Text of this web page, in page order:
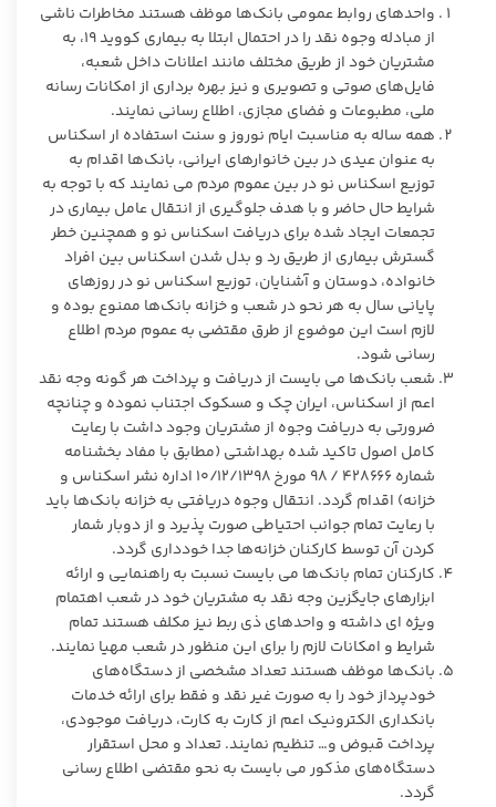
واحدهای روابط عمومی بانک‌ها موظف هستند مخاطرات ناشی
از مبادله وجوه نقد را در احتمال ابتلا به بیماری کووید ۱۹، به
مشتریان خود از طریق مختلف مانند اعلانات داخل شعبه،
فایل‌های صوتی و تصویری و نیز بهره برداری از امکانات رسانه
ملی، مطبوعات و فضای مجازی، اطلاع رسانی نمایند.
همه ساله به مناسبت ایام نوروز و سنت استفاده ار اسکناس
به عنوان عیدی در بین خانوارهای ایرانی، بانک‌ها اقدام به
توزیع اسکناس نو در بین عموم مردم می نمایند که با توجه به
شرایط حال حاضر و با هدف جلوگیری از انتقال عامل بیماری در
تجمعات ایجاد شده برای دریافت اسکناس نو و همچنین خطر
گسترش بیماری از طریق رد و بدل شدن اسکناس بین افراد
خانواده، دوستان و آشنایان، توزیع اسکناس نو در روزهای
پایانی سال به هر نحو در شعب و خزانه بانک‌ها ممنوع بوده و
لازم است این موضوع از طرق مقتضی به عموم مردم اطلاع
رسانی شود.
شعب بانک‌ها می بایست از دریافت و پرداخت هر گونه وجه نقد
اعم از اسکناس، ایران چک و مسکوک اجتناب نموده و چنانچه
ضرورتی به دریافت وجوه از مشتریان وجود داشت با رعایت
کامل اصول تاکید شده بهداشتی (مطابق با مفاد بخشنامه
شماره ۴۲۸۶۶۶ / ۹۸ مورخ ۱۰/۱۲/۱۳۹۸ اداره نشر اسکناس و
خزانه) اقدام گردد. انتقال وجوه دریافتی به خزانه بانک‌ها باید
با رعایت تمام جوانب احتیاطی صورت پذیرد و از دوبار شمار
کردن آن توسط کارکنان خزانه‌ها جدا خودداری گردد.
کارکنان تمام بانک‌ها می بایست نسبت به راهنمایی و ارائه
ابزارهای جایگزین وجه نقد به مشتریان خود در شعب اهتمام
ویژه ای داشته و واحدهای ذی ربط نیز مکلف هستند تمام
شرایط و امکانات لازم را برای این منظور در شعب مهیا نمایند.
بانک‌ها موظف هستند تعداد مشخصی از دستگاه‌های
خودپرداز خود را به صورت غیر نقد و فقط برای ارائه خدمات
بانکداری الکترونیک اعم از کارت به کارت، دریافت موجودی،
پرداخت قبوض و… تنظیم نمایند. تعداد و محل استقرار
دستگاه‌های مذکور می بایست به نحو مقتضی اطلاع رسانی
گردد.